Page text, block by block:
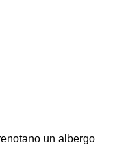
un albergo